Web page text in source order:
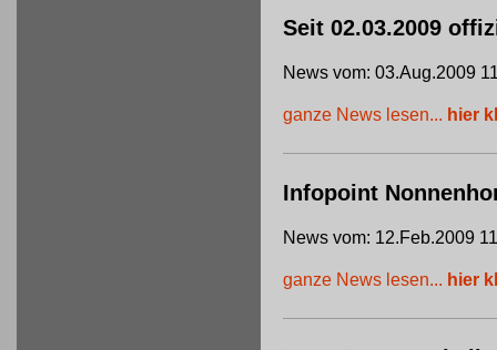
Seit 02.03.2009
News vom: 03.Aug.2009
ganze News lesen... hier
Infopoint
News vom: 12.Feb.2009
ganze News lesen... hier